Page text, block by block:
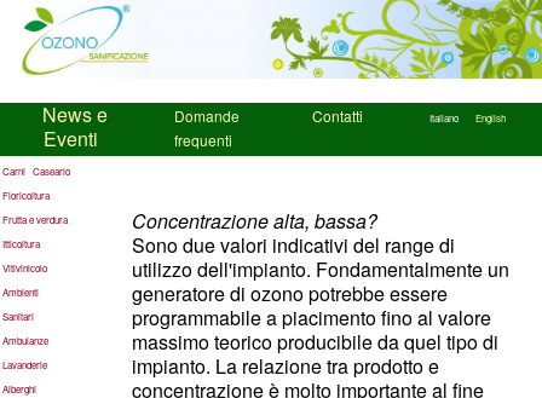
News e
Eventi
Domande
frequenti
Contatti Italiano English
Carni Caseario
Floricoltura
Frutta e verdura
Itticoltura
Vitivinicolo
Ambienti
Sanitari
Ambulanze
Lavanderie
Alberghi
Concentrazione alta, bassa?
Sono due valori indicativi del range di
utilizzo dell'impianto. Fondamentalmente un
generatore di ozono potrebbe essere
programmabile a piacimento fino al valore
massimo teorico producibile da quel tipo di
impianto. La relazione tra prodotto e
concentrazione è molto importante al fine